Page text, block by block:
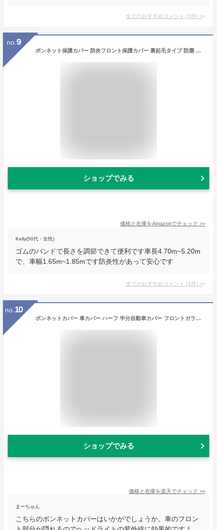
全てのおすすめコメント (1件) >
no. 9
ボンネット保護カバー 防炎フロント保護カバー 裏起毛タイプ 防塵 蛍光反射ストリップ付き ゴムバンドで長さを調整 一般乗用車用 適合目安：車長4.70m~5.20m/車幅1.65m~1.85m CA-L
ショップでみる
価格と在庫をAmazonでチェック >>
Kelly(50代・女性)
ゴムのバンドで長さを調節できて便利です車長4.70m~5.20m
で、車幅1.65m~1.85mです防炎性があって安心です
全てのおすすめコメント (1件) >
no. 10
ボンネットカバー 車カバー ハーフ 半分自動車カバー フロントガラスカバー ボンネット保護カバー 自動車ボンネットカバー 裏起毛タイプ フロント ヘッドライト劣化 日焼け防止 防塵防雪防水防紫外線 四季対応 (ミニバン車用MH-Mサイズ)
ショップでみる
価格と在庫を楽天でチェック >>
まーちゅん
こちらのボンネットカバーはいかがでしょうか。車のフロン